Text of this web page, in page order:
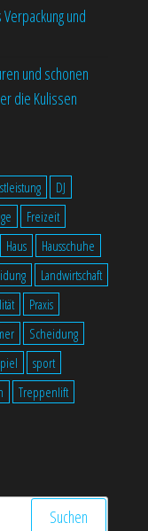
und
und schonen
die Kulissen
DJ
Freizeit
Haus
Hausschuhe
Landwirtschaft
Praxis
Scheidung
sport
Treppenlift